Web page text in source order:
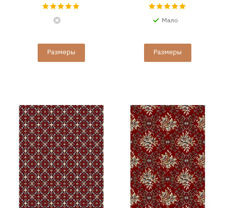
Размеры
Мало
Размеры